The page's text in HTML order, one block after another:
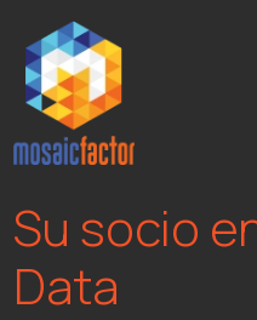
Su socio
Data